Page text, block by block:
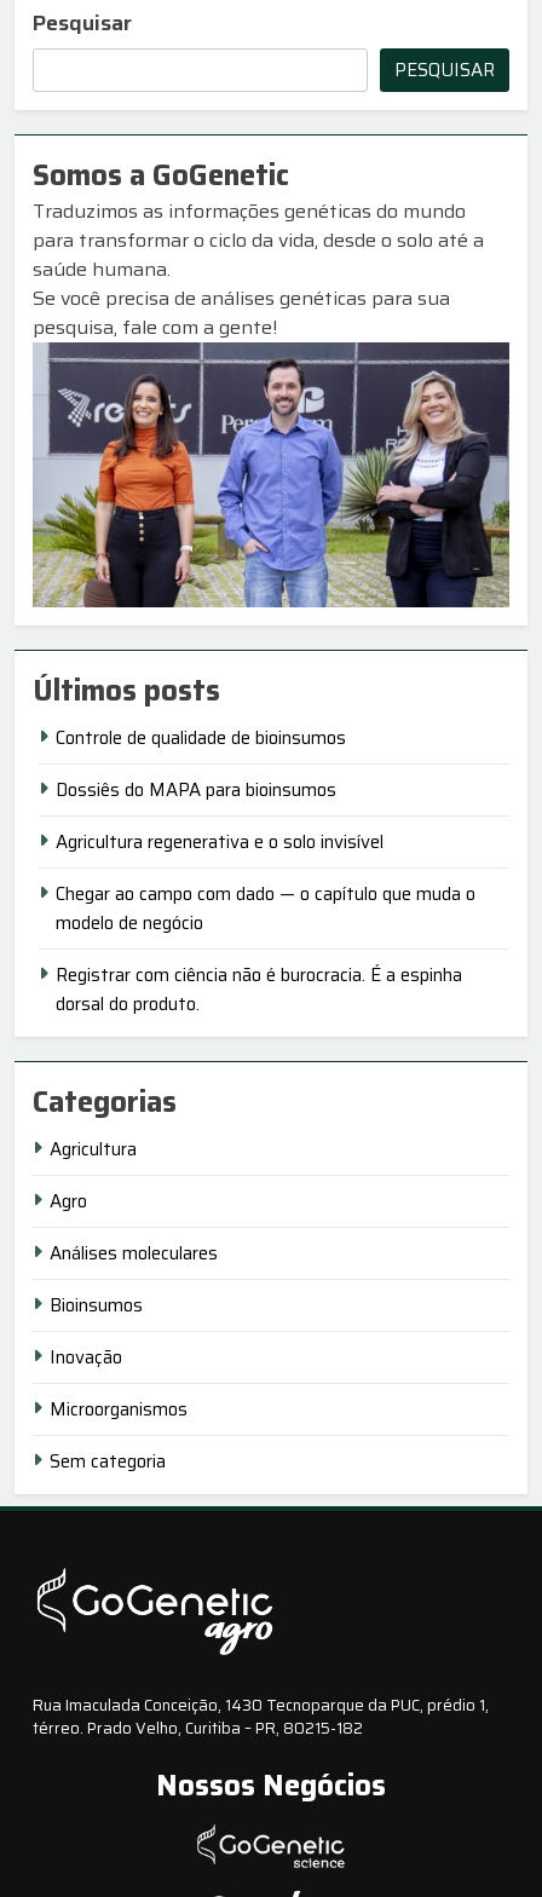
Pesquisar
PESQUISAR
Somos a GoGenetic
Traduzimos as informações genéticas do mundo
para transformar o ciclo da vida, desde o solo até a
saúde humana.
Se você precisa de análises genéticas para sua
pesquisa, fale com a gente!
Últimos posts
Controle de qualidade de bioinsumos
Dossiês do MAPA para bioinsumos
Agricultura regenerativa e o solo invisível
Chegar ao campo com dado — o capítulo que muda o
modelo de negócio
Registrar com ciência não é burocracia. É a espinha
dorsal do produto.
Categorias
Agricultura
Agro
Análises moleculares
Bioinsumos
Inovação
Microorganismos
Sem categoria
Rua Imaculada Conceição, 1430 Tecnoparque da PUC, prédio 1,
térreo. Prado Velho, Curitiba – PR, 80215-182
Nossos Negócios